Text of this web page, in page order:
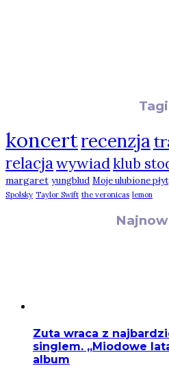
Tagi
koncertrecenzja
relacja wywiadklub
margaret yungblud Moje ulubione
Spolsky Taylor Swift the veronicas lemon
Zuta wraca z
singlem. „Miodowe
album